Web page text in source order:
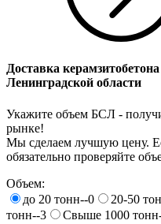
Доставка
Ленинградской области
Укажите объем БСЛ -
рынке!
Мы сделаем лучшую цену.
обязательно проверяйте
Объем:
до 20 тонн--0
20-50
тонн--3
Свыше 1000